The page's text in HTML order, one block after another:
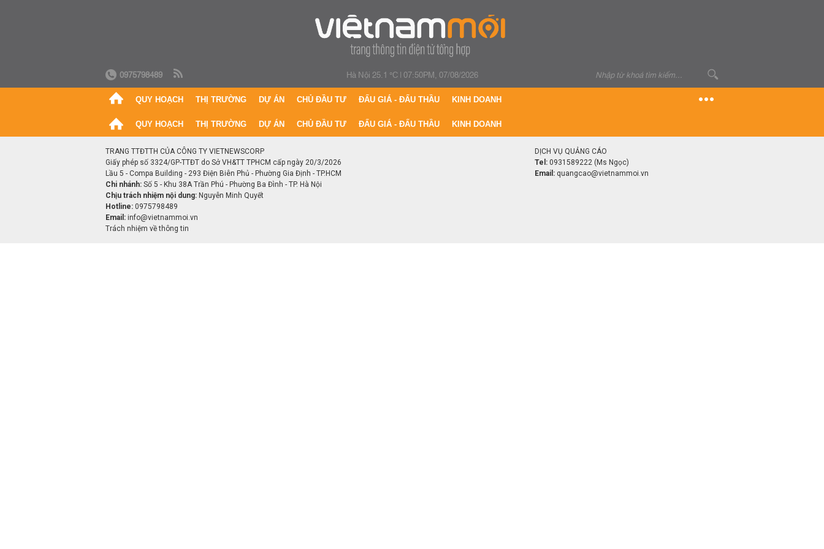
0975798489 Hà Nội 25.1 °C|07:50PM, 07/08/2026
QUY HOẠCH THỊ TRƯỜNG DỰ ÁN CHỦ ĐẦU TƯ ĐẤU GIÁ - ĐẤU THẦU KINH DOANH
QUY HOẠCH THỊ TRƯỜNG DỰ ÁN CHỦ ĐẦU TƯ ĐẤU GIÁ - ĐẤU THẦU KINH DOANH
TRANG TTĐTTH CỦA CÔNG TY VIETNEWSCORP
Giấy phép số 3324/GP-TTĐT do Sở VH&TT TPHCM cấp ngày 20/3/2026
Lầu 5 - Compa Building - 293 Điện Biên Phủ - Phường Gia Định - TP.HCM
Chi nhánh: Số 5 - Khu 38A Trần Phú - Phường Ba Đình - TP. Hà Nội
Chịu trách nhiệm nội dung: Nguyễn Minh Quyết
Hotline: 0975798489
Email: info@vietnammoi.vn
Trách nhiệm về thông tin
DỊCH VỤ QUẢNG CÁO
Tel: 0931589222 (Ms Ngọc)
Email: quangcao@vietnammoi.vn